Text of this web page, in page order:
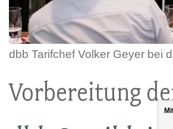
dbb Tarifchef Volker Geyer bei
Vorbereitung